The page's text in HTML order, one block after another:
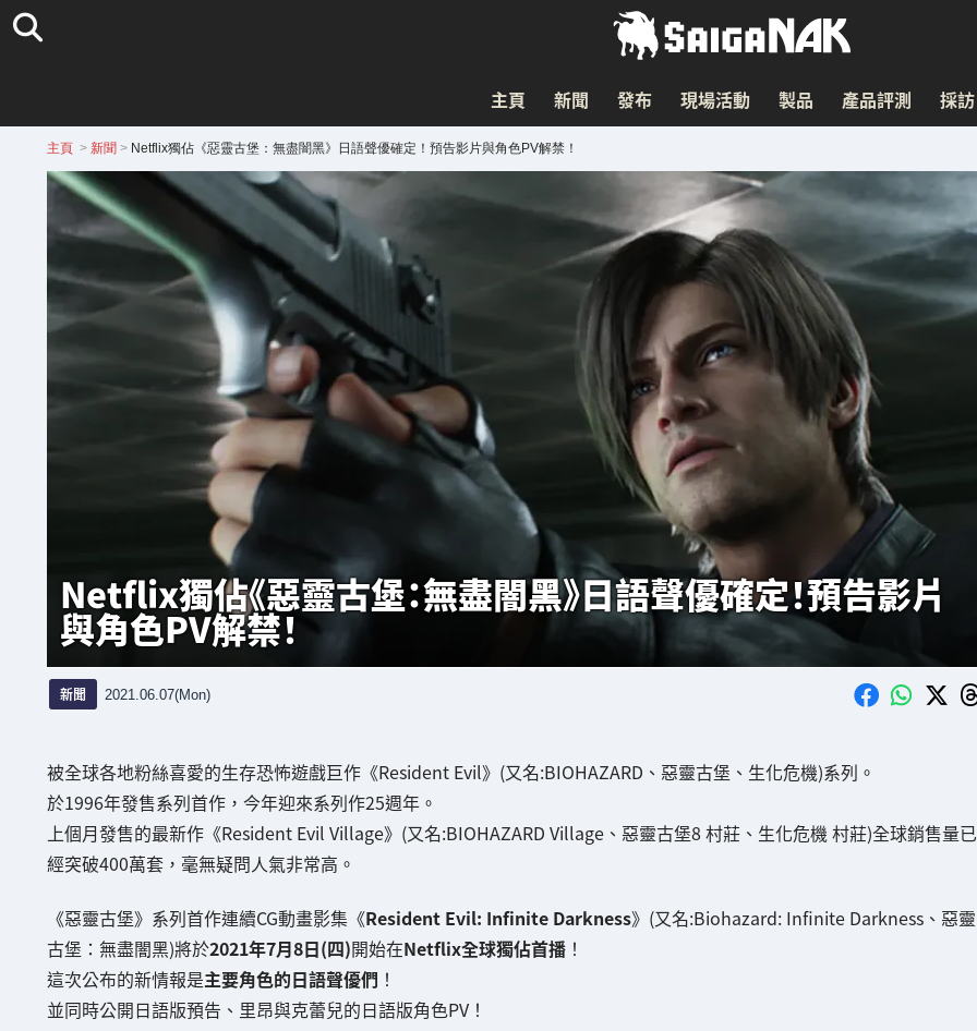
主頁 新聞 發布 現場活動 製品 產品評測 採訪
主頁 > 新聞 > Netflix獨佔《惡靈古堡：無盡闇黑》日語聲優確定！預告影片與角色PV解禁！
Netflix獨佔《惡靈古堡：無盡闇黑》日語聲優確定！預告影片
與角色PV解禁！
新聞 2021.06.07(Mon)
被全球各地粉絲喜愛的生存恐怖遊戲巨作《Resident Evil》(又名:BIOHAZARD、惡靈古堡、生化危機)系列。
於1996年發售系列首作，今年迎來系列作25週年。
上個月發售的最新作《Resident Evil Village》(又名:BIOHAZARD Village、惡靈古堡8 村莊、生化危機 村莊)全球銷售量已
經突破400萬套，毫無疑問人氣非常高。
《惡靈古堡》系列首作連續CG動畫影集《Resident Evil: Infinite Darkness》(又名:Biohazard: Infinite Darkness、惡靈
古堡：無盡闇黑)將於2021年7月8日(四)開始在Netflix全球獨佔首播！
這次公布的新情報是主要角色的日語聲優們 ！
並同時公開日語版預告、里昂與克蕾兒的日語版角色PV！